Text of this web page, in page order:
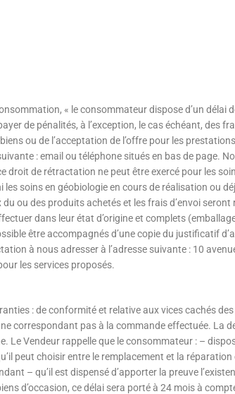
« le consommateur dispose d’un
de pénalités, à l’exception, le cas échéant, des
ou de l’acceptation de l’offre pour les
: email ou téléphone situés en bas de page.
droit de rétractation ne peut être exercé pour les
soins en géobiologie en cours de réalisation ou
ou des produits achetés et les frais d’envoi
dans leur état d’origine et complets
être accompagnés d’une copie du justificatif
à nous adresser à l’adresse suivante : 10
les services proposés.
: de conformité et relative aux vices cachés
correspondant pas à la commande effectuée. La
Le Vendeur rappelle que le consommateur : –
peut choisir entre le remplacement et la
– qu’il est dispensé d’apporter la preuve
d’occasion, ce délai sera porté à 24 mois à